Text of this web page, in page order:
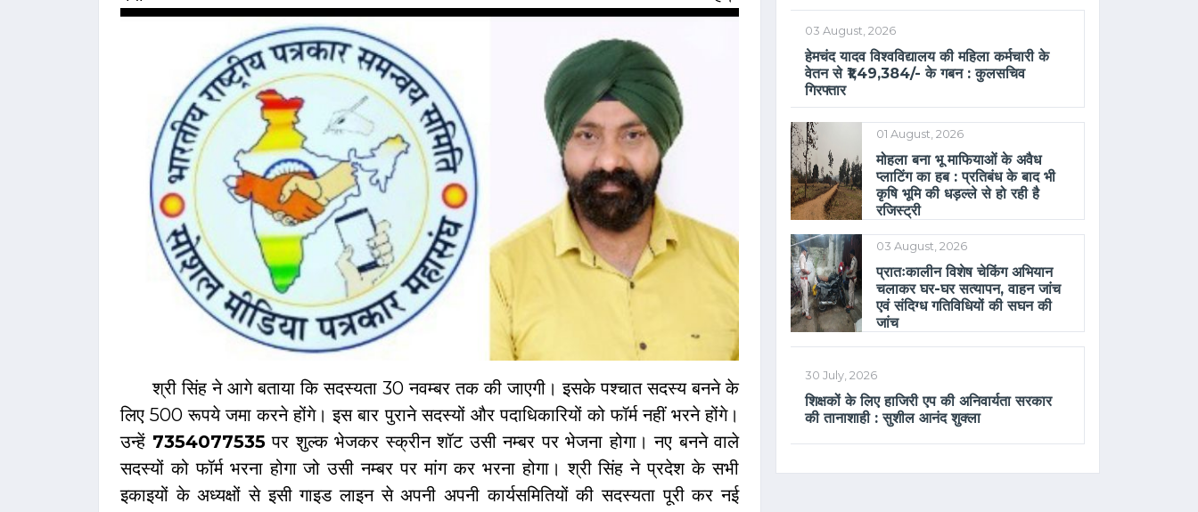
श्री सिंह ने आगे बताया कि सदस्यता 30 नवम्बर तक की जाएगी। इसके पश्चात सदस्य बनने के
लिए 500 रूपये जमा करने होंगे। इस बार पुराने सदस्यों और पदाधिकारियों को फॉर्म नहीं भरने होंगे।
उन्हें 7354077535पर शुल्क भेजकर स्क्रीन शॉट उसी नम्बर पर भेजना होगा। नए बनने वाले
सदस्यों को फॉर्म भरना होगा जो उसी नम्बर पर मांग कर भरना होगा। श्री सिंह ने प्रदेश के सभी
इकाइयों के अध्यक्षों से इसी गाइड लाइन से अपनी अपनी कार्यसमितियों की सदस्यता पूरी कर नई
03 August, 2026
हेमचंद यादव विश्वविद्यालय की महिला कर्मचारी के
वेतन से ₹1,49,384/- के गबन : कुलसचिव
गिरफ्तार
01 August, 2026
मोहला बना भू माफियाओं के अवैध
प्लाटिंग का हब : प्रतिबंध के बाद भी
कृषि भूमि की धड़ल्ले से हो रही है
रजिस्ट्री
03 August, 2026
प्रातःकालीन विशेष चेकिंग अभियान
चलाकर घर-घर सत्यापन, वाहन जांच
एवं संदिग्ध गतिविधियों की सघन की
जांच
30 July, 2026
शिक्षकों के लिए हाजिरी एप की अनिवार्यता सरकार
की तानाशाही : सुशील आनंद शुक्ला